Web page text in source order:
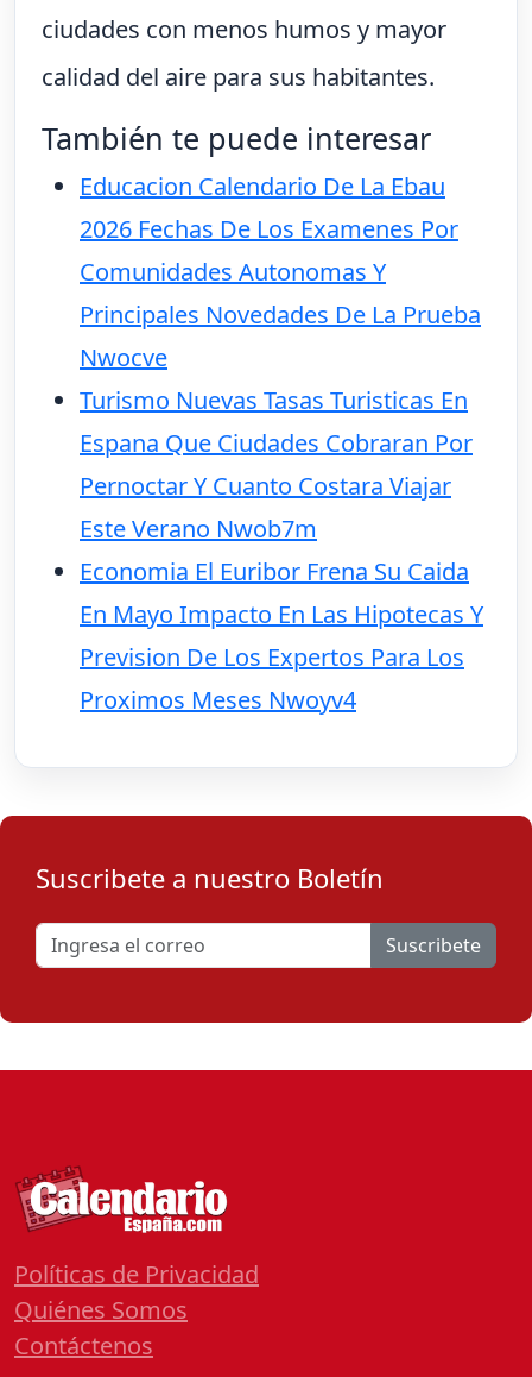
ciudades con menos humos y mayor
calidad del aire para sus habitantes.
También te puede interesar
Educacion Calendario De La Ebau
2026 Fechas De Los Examenes Por
Comunidades Autonomas Y
Principales Novedades De La Prueba
Nwocve
Turismo Nuevas Tasas Turisticas En
Espana Que Ciudades Cobraran Por
Pernoctar Y Cuanto Costara Viajar
Este Verano Nwob7m
Economia El Euribor Frena Su Caida
En Mayo Impacto En Las Hipotecas Y
Prevision De Los Expertos Para Los
Proximos Meses Nwoyv4
Suscribete a nuestro Boletín
Suscribete
Políticas de Privacidad
Quiénes Somos
Contáctenos